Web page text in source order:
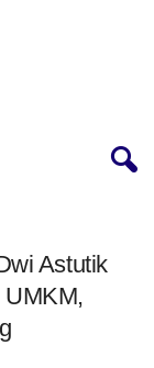
Astutik
UMKM,